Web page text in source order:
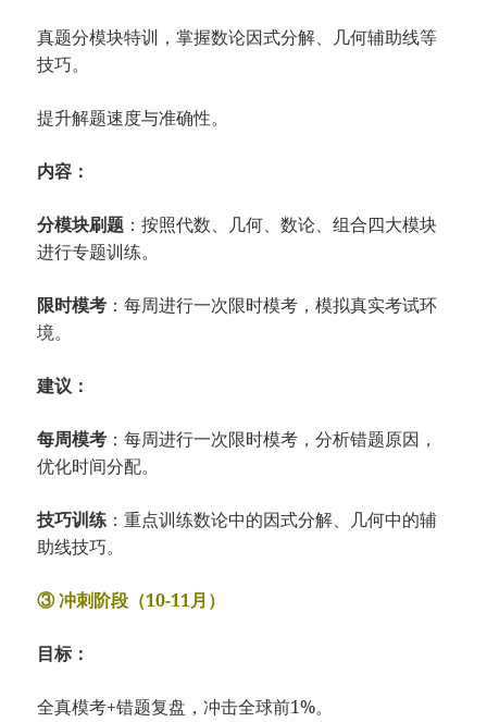
真题分模块特训，掌握数论因式分解、几何辅助线等
技巧。
提升解题速度与准确性。
内容：
分模块刷题 ：按照代数、几何、数论、组合四大模块
进行专题训练。
限时模考 ：每周进行一次限时模考，模拟真实考试环
境。
建议：
每周模考 ：每周进行一次限时模考，分析错题原因，
优化时间分配。
技巧训练 ：重点训练数论中的因式分解、几何中的辅
助线技巧。
③ 冲刺阶段（10-11月）
目标：
全真模考+错题复盘，冲击全球前1%。